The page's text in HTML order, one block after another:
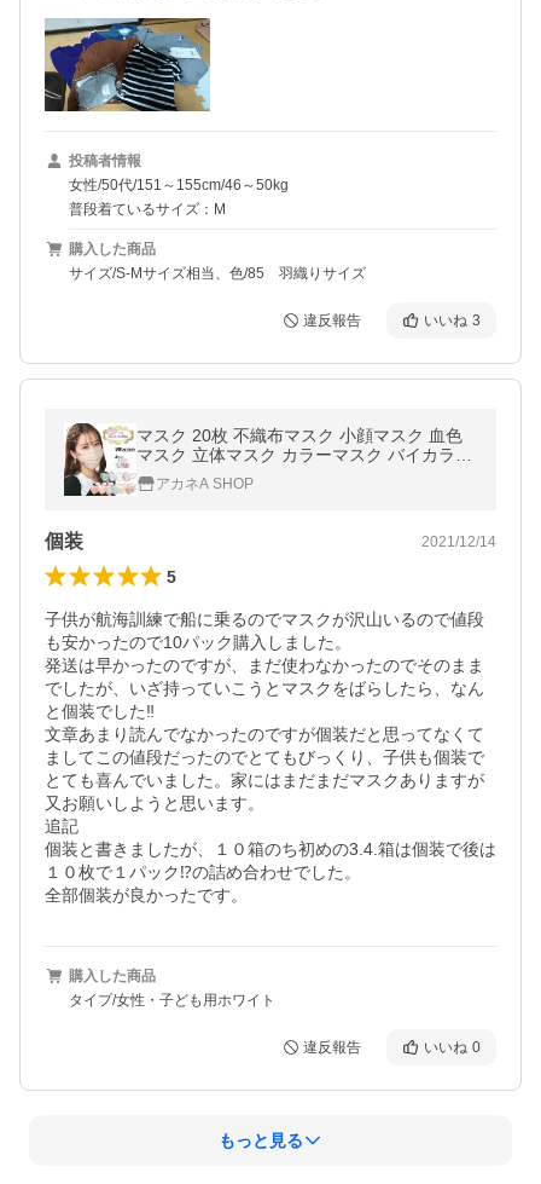
投稿者情報
女性/50代/151～155cm/46～50kg
普段着ているサイズ：M
購入した商品
サイズ/S-Mサイズ相当、色/85 羽織りサイズ
違反報告 いいね 3
マスク 20枚 不織布マスク 小顔マスク 血色
マスク 立体マスク カラーマスク バイカラー
マスク 平ゴム 3D 4D W波型 おしゃれ 蒸れ
ない 花粉症対策 ポイント利用
アカネA SHOP
個装 2021/12/14
5
子供が航海訓練で船に乗るのでマスクが沢山いるので値段
も安かったので10パック購入しました。
発送は早かったのですが、まだ使わなかったのでそのまま
でしたが、いざ持っていこうとマスクをばらしたら、なん
と個装でした‼️
文章あまり読んでなかったのですが個装だと思ってなくて
ましてこの値段だったのでとてもびっくり、子供も個装で
とても喜んでいました。家にはまだまだマスクありますが
又お願いしようと思います。
追記
個装と書きましたが、１０箱のち初めの3.4.箱は個装で後は
１０枚で１パック⁉️の詰め合わせでした。
全部個装が良かったです。
購入した商品
タイプ/女性・子ども用ホワイト
違反報告 いいね 0
もっと見る